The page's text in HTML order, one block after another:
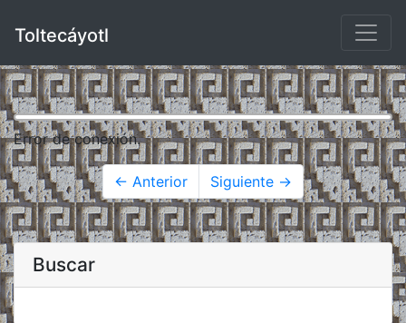
Toltecáyotl
Error de conexión.
← Anterior Siguiente →
Buscar